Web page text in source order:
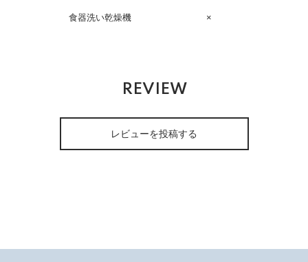
食器洗い乾燥機 ×
REVIEW
レビューを投稿する